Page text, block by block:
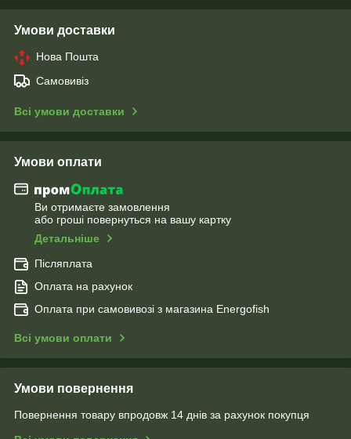
Умови доставки
Нова Пошта
Самовивіз
Всі умови доставки
Умови оплати
Ви отримаєте замовлення
або гроші повернуться на вашу картку
Детальніше
Післяплата
Оплата на рахунок
Оплата при самовивозі з магазина Energofish
Всі умови оплати
Умови повернення
Повернення товару впродовж 14 днів за рахунок покупця